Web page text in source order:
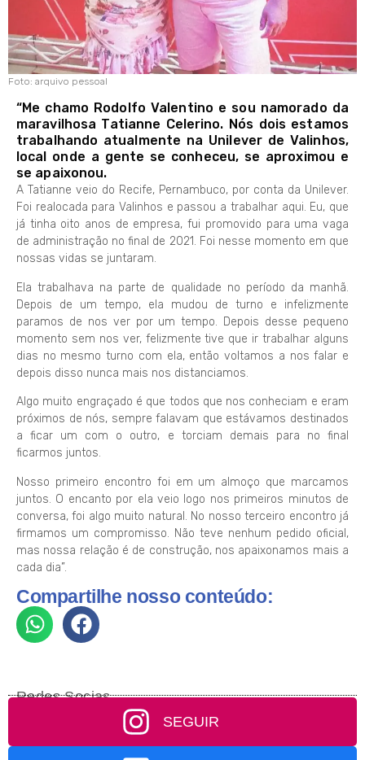
Foto: arquivo pessoal
“Me chamo Rodolfo Valentino e sou namorado da
maravilhosa Tatianne Celerino. Nós dois estamos
trabalhando atualmente na Unilever de Valinhos,
local onde a gente se conheceu, se aproximou e
se apaixonou.
A Tatianne veio do Recife, Pernambuco, por conta da Unilever.
Foi realocada para Valinhos e passou a trabalhar aqui. Eu, que
já tinha oito anos de empresa, fui promovido para uma vaga
de administração no final de 2021. Foi nesse momento em que
nossas vidas se juntaram.
Ela trabalhava na parte de qualidade no período da manhã.
Depois de um tempo, ela mudou de turno e infelizmente
paramos de nos ver por um tempo. Depois desse pequeno
momento sem nos ver, felizmente tive que ir trabalhar alguns
dias no mesmo turno com ela, então voltamos a nos falar e
depois disso nunca mais nos distanciamos.
Algo muito engraçado é que todos que nos conheciam e eram
próximos de nós, sempre falavam que estávamos destinados
a ficar um com o outro, e torciam demais para no final
ficarmos juntos.
Nosso primeiro encontro foi em um almoço que marcamos
juntos. O encanto por ela veio logo nos primeiros minutos de
conversa, foi algo muito natural. No nosso terceiro encontro já
firmamos um compromisso. Não teve nenhum pedido oficial,
mas nossa relação é de construção, nos apaixonamos mais a
cada dia”.
Compartilhe nosso conteúdo:
Redes Socias
SEGUIR